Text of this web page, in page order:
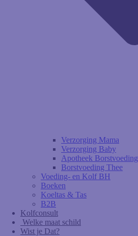
Verzorging Mama
Verzorging Baby
Apotheek Borstvoeding
Borstvoeding Thee
Voeding- en Kolf BH
Boeken
Koeltas & Tas
B2B
Kolfconsult
Welke maat schild
Wist je Dat?